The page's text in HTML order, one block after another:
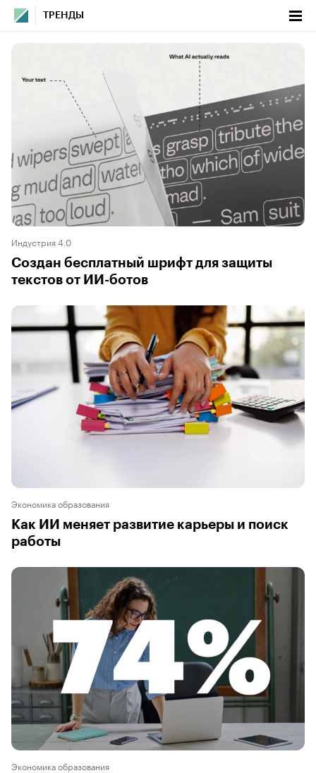
ТРЕНДЫ
Экономика образования
Как ИИ меняет развитие карьеры и поиск
работы
Экономика образования
Индустрия 4.0
Создан бесплатный шрифт для защиты
текстов от ИИ-ботов